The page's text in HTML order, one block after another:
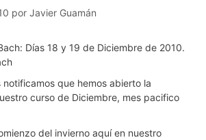
por Javier Guamán
Días 18 y 19 de Diciembre de 2010.
notificamos que hemos abierto la
curso de Diciembre, mes pacifico
del invierno aquí en nuestro